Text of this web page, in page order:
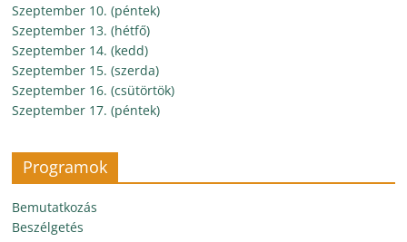
Szeptember 10. (péntek)
Szeptember 13. (hétfő)
Szeptember 14. (kedd)
Szeptember 15. (szerda)
Szeptember 16. (csütörtök)
Szeptember 17. (péntek)
Programok
Bemutatkozás
Beszélgetés